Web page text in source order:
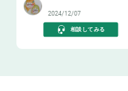
2024/12/07
相談してみる